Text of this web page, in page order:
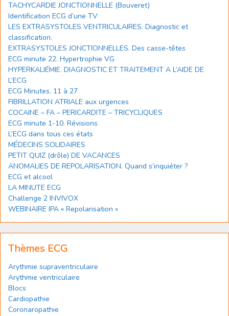
TACHYCARDIE JONCTIONNELLE (Bouveret)
Identification ECG d’une TV
LES EXTRASYSTOLES VENTRICULAIRES. Diagnostic et
classification.
EXTRASYSTOLES JONCTIONNELLES. Des casse-têtes
ECG minute 22. Hypertrophie VG
HYPERKALIÉMIE. DIAGNOSTIC ET TRAITEMENT A L’AIDE DE
L’ECG
ECG Minutes. 11 à 27
FIBRILLATION ATRIALE aux urgences
COCAINE – FA – PERICARDITE – TRICYCLIQUES
ECG minute 1-10. Révisions
L’ECG dans tous ces états
MÉDECINS SOLIDAIRES
PETIT QUIZ (drôle) DE VACANCES
ANOMALIES DE REPOLARISATION. Quand s’inquiéter ?
ECG et alcool
LA MINUTE ECG
Challenge 2 INVIVOX
WEBINAIRE IPA « Repolarisation »
Thèmes ECG
Arythmie supraventriculaire
Arythmie ventriculaire
Blocs
Cardiopathie
Coronaropathie